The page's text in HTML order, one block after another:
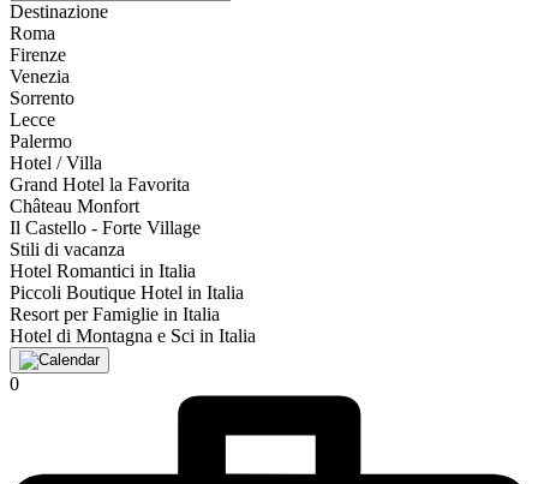
Destinazione
Roma
Firenze
Venezia
Sorrento
Lecce
Palermo
Hotel / Villa
Grand Hotel la Favorita
Château Monfort
Il Castello - Forte Village
Stili di vacanza
Hotel Romantici in Italia
Piccoli Boutique Hotel in Italia
Resort per Famiglie in Italia
Hotel di Montagna e Sci in Italia
0